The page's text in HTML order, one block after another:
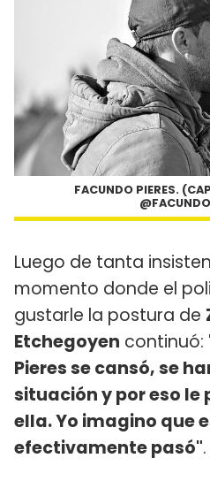
FACUNDO PIERES.
Luego de tanta
momento donde el
gustarle la postura de
Etchegoyen continuó:
Pieres se cansó, se
situación y por eso le
ella. Yo imagino que
efectivamente pasó".